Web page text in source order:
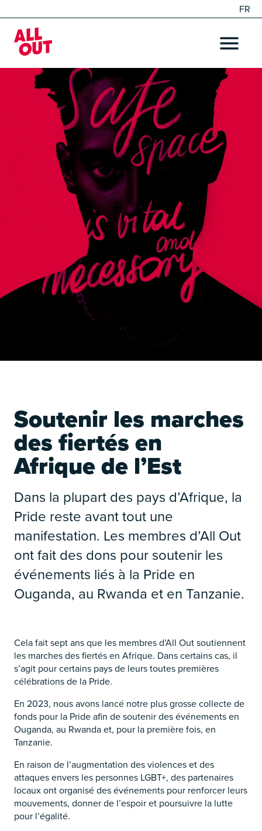
FR
Home
OPEN
Soutenir les marches
des fiertés en
Afrique de l’Est
Dans la plupart des pays d’Afrique, la
Pride reste avant tout une
manifestation. Les membres d’All Out
ont fait des dons pour soutenir les
événements liés à la Pride en
Ouganda, au Rwanda et en Tanzanie.
Cela fait sept ans que les membres d’All Out soutiennent
les marches des fiertés en Afrique. Dans certains cas, il
s’agit pour certains pays de leurs toutes premières
célébrations de la Pride.
En 2023, nous avons lancé notre plus grosse collecte de
fonds pour la Pride afin de soutenir des événements en
Ouganda, au Rwanda et, pour la première fois, en
Tanzanie.
En raison de l’augmentation des violences et des
attaques envers les personnes LGBT+, des partenaires
locaux ont organisé des événements pour renforcer leurs
mouvements, donner de l’espoir et poursuivre la lutte
pour l’égalité.